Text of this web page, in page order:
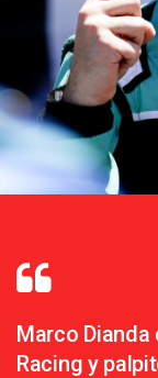
Marco
Racing y